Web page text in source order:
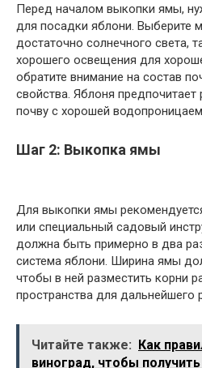
Перед началом выкопки ямы,
для посадки яблони. Выберите
достаточно солнечного света,
хорошего освещения для
обратите внимание на состав
свойства. Яблоня
почву с хорошей
Шаг 2: Выкопка ямы
Для выкопки ямы
или специальный садовый
должна быть примерно в два
система яблони. Ширина ямы
чтобы в ней разместить корни
пространства для дальнейшего
Читайте также: Как
виноград, чтобы